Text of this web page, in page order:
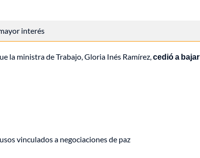
interés
la ministra de Trabajo, Gloria Inés Ramírez,cedió a bajar
vinculados a negociaciones de paz